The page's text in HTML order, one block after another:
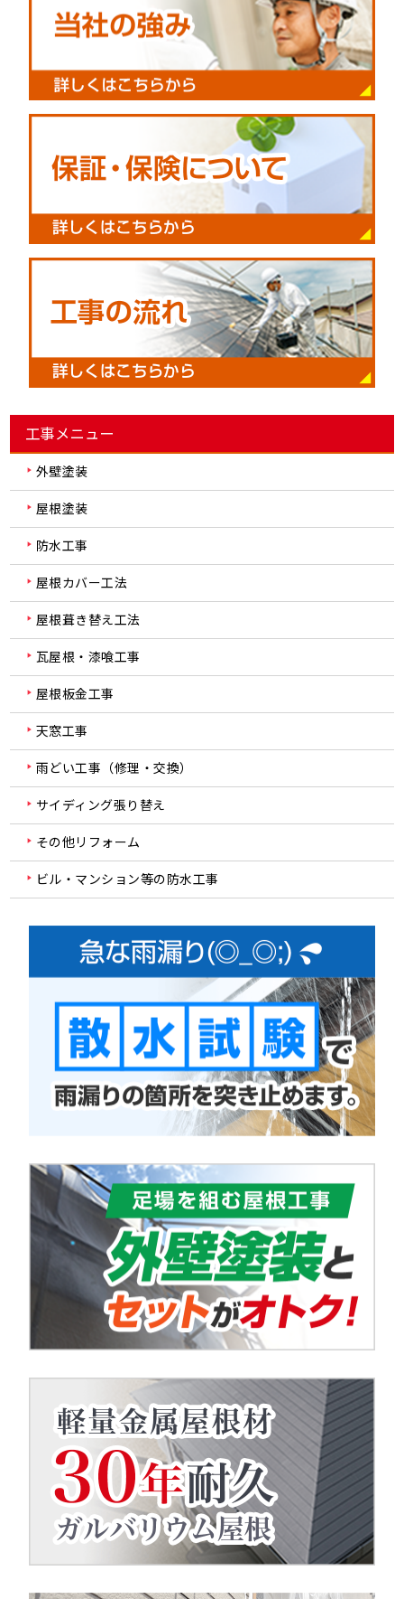
工事メニュー
外壁塗装
屋根塗装
防水工事
屋根カバー工法
屋根葺き替え工法
瓦屋根・漆喰工事
屋根板金工事
天窓工事
雨どい工事（修理・交換）
サイディング張り替え
その他リフォーム
ビル・マンション等の防水工事